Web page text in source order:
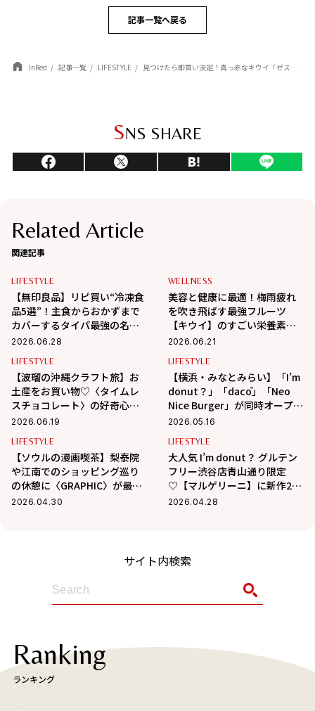
記事一覧へ戻る
InRed 記事一覧 LIFESTYLE 見つけたら即買い決定！真っ赤なキウイ「ゼスプリ ルビーレッド」の魅力と簡単【スイーツレシピ３選】
SNS SHARE
Related Article
関連記事
LIFESTYLE
【無印良品】リピ買い“冷凍食
品5選”！主食からおかずまで
カバーするタイパ最強の名品
レポ
2026.06.28
WELLNESS
美容と健康に最適！梅雨疲れ
を吹き飛ばす最強フルーツ
【キウイ】のすごい栄養素教
えます！
2026.06.21
LIFESTYLE
【波瑠の沖縄クラフト旅】お
土産をお買い物♡〈タイムレ
スチョコレート〉の好奇心を
刺激するチョコに夢中！
2026.06.19
LIFESTYLE
【横浜・みなとみらい】「I’m
donut？」「dacō」「Neo
Nice Burger」が同時オープ
ン！限定商品を全部見せ
2026.05.16
LIFESTYLE
【ソウルの漫画喫茶】梨泰院
や江南でのショッピング巡り
の休憩に〈GRAPHIC〉が最
適！
2026.04.30
LIFESTYLE
大人気 I’m donut？ グルテン
フリー渋谷店青山通り限定
♡【マルゲリーニ】に新作2種
が仲間入り！【取材レポ】
2026.04.28
サイト内検索
Ranking
ランキング